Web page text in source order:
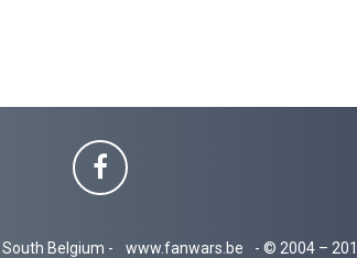
Belgium - www.fanwars.be
- © 2004 –